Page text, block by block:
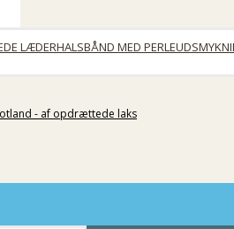
LÆDERHALSBÅND MED
- af opdrættede laks